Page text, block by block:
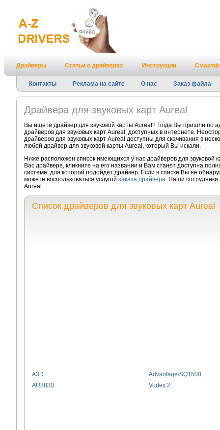
Драйверы Статьи о драйверах Инструкции
Контакты Реклама на сайте О нас Заказ файла
Драйвера для звуковых карт Aureal
Вы ищете драйвер для звуковой карты Aureal? Тогда Вы пришли по
драйверов для звуковых карт Aureal, доступных в интернете.
драйверов для звуковых карт Aureal доступны для скачивания в
любой драйвер для звуковой карты Aureal, который Вы искали.
Ниже расположен список имеющихся у нас драйверов для
Вас драйвере, кликните на его названии и Вам станет доступна
системе, для которой подойдет драйвер. Если в списке Вы не
можете воспользоваться услугой заказа драйвера. Наши сотрудники
Aureal.
Список драйверов для звуковых карт Aureal
A3D
Advantage/SQ1500
AU8830
Vortex 2